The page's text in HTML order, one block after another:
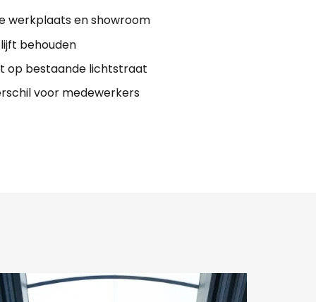
werkplaats en showroom
behouden
op bestaande lichtstraat
voor medewerkers